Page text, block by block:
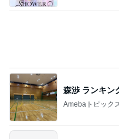
森渉 ランキン
Amebaトピック